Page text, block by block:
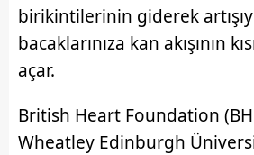
birikintilerinin giderek
bacaklarınıza kan akışının
açar.
British Heart Foundation
Wheatley Edinburgh